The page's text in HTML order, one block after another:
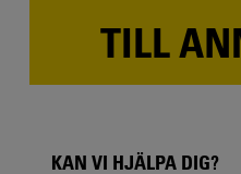
TILL
KAN VI HJÄLPA DIG?